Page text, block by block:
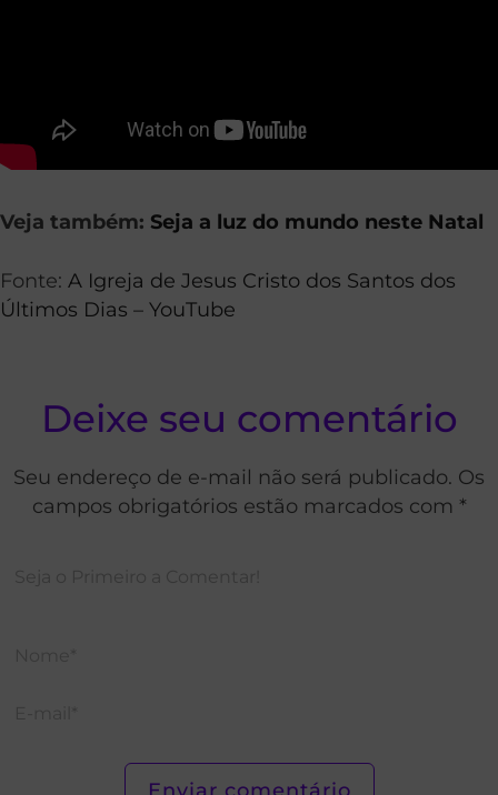
Veja também: Seja a luz do mundo neste Natal
Fonte: A Igreja de Jesus Cristo dos Santos dos
Últimos Dias – YouTube
Deixe seu comentário
Seu endereço de e-mail não será publicado. Os
campos obrigatórios estão marcados com *